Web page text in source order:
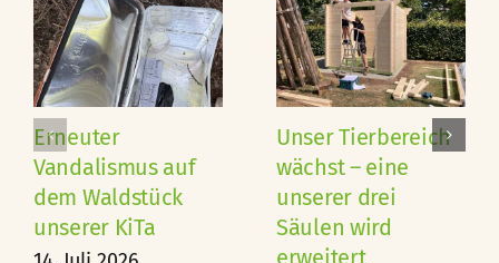
Erneuter
Vandalismus auf
dem Waldstück
unserer KiTa
Unser Tierbereich
wächst – eine
unserer drei
Säulen wird
erweitert